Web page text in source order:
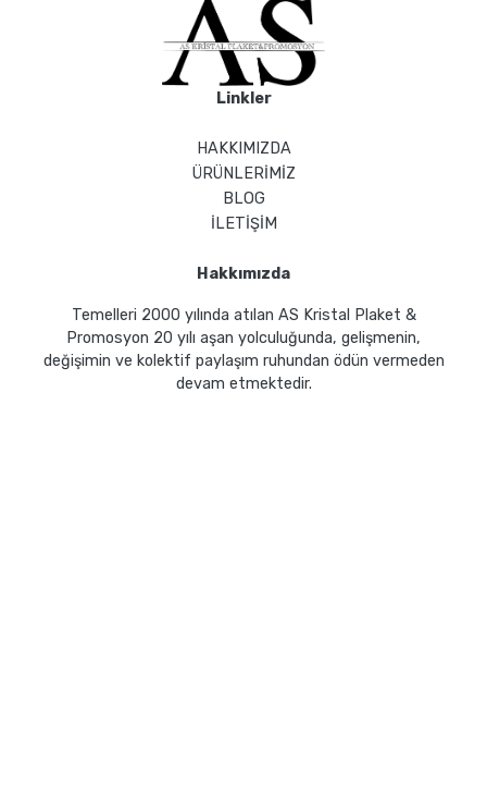
Linkler
HAKKIMIZDA
ÜRÜNLERİMİZ
BLOG
İLETİŞİM
Hakkımızda
Temelleri 2000 yılında atılan AS Kristal Plaket &
Promosyon 20 yılı aşan yolculuğunda, gelişmenin,
değişimin ve kolektif paylaşım ruhundan ödün vermeden
devam etmektedir.